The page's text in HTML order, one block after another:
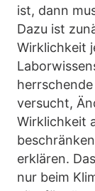
ist, dann
Dazu ist
Wirklichkeit
versucht,
Wirklichkeit
erklären.
nur beim